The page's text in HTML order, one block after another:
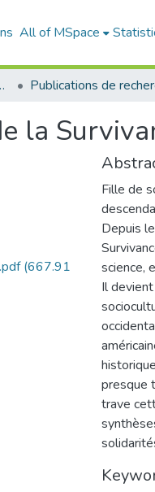
All of MSpace
de Saint-Boniface
la
(667.91
Fille de
Depuis
science,
Il
presque
trave